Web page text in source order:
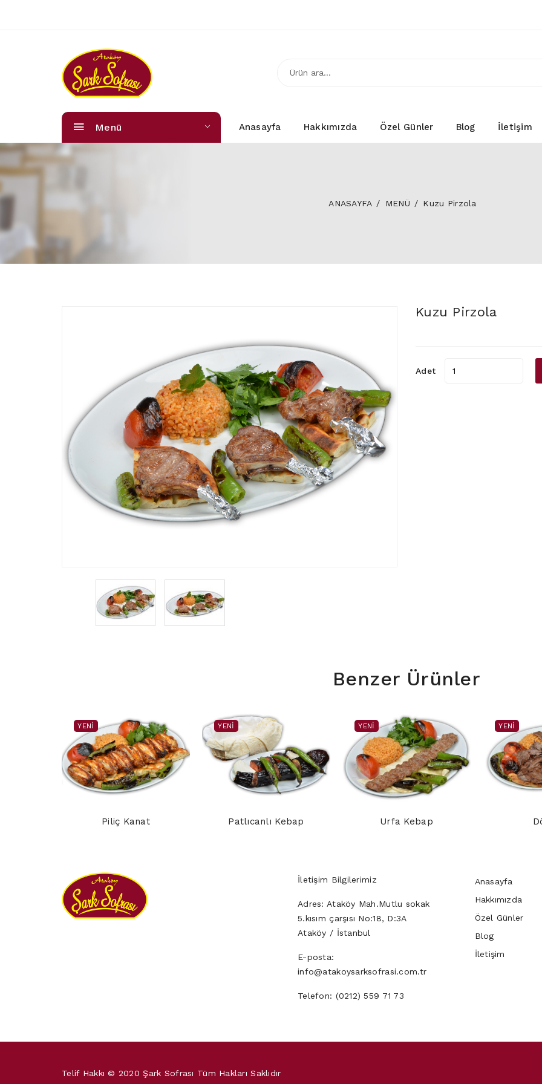
Menü Anasayfa Hakkımızda Özel Günler Blog İletişim
ANASAYFA MENÜ Kuzu Pirzola
Kuzu Pirzola
Adet
Benzer Ürünler
YENI
Piliç Kanat
YENI
Patlıcanlı Kebap
YENI
Urfa Kebap
YENI
İletişim Bilgilerimiz
Adres: Ataköy Mah.Mutlu sokak
5.kısım çarşısı No:18, D:3A
Ataköy / İstanbul
E-posta:
info@atakoysarksofrasi.com.tr
Telefon: (0212) 559 71 73
Anasayfa
Hakkımızda
Özel Günler
Blog
İletişim
Telif Hakkı © 2020 Şark Sofrası Tüm Hakları Saklıdır